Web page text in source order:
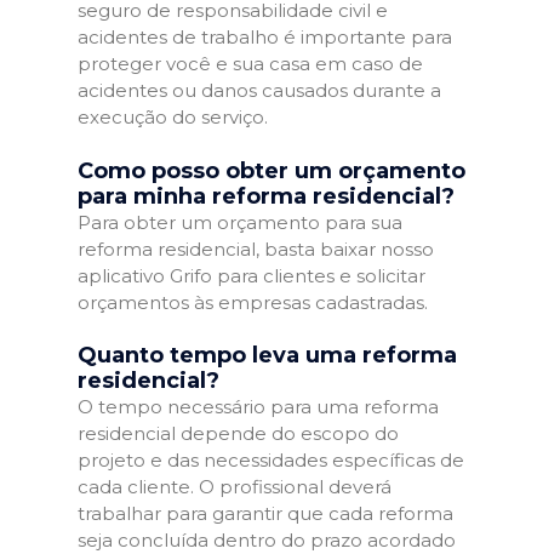
seguro de responsabilidade civil e
acidentes de trabalho é importante para
proteger você e sua casa em caso de
acidentes ou danos causados durante a
execução do serviço.
Como posso obter um orçamento
para minha reforma residencial?
Para obter um orçamento para sua
reforma residencial, basta baixar nosso
aplicativo Grifo para clientes e solicitar
orçamentos às empresas cadastradas.
Quanto tempo leva uma reforma
residencial?
O tempo necessário para uma reforma
residencial depende do escopo do
projeto e das necessidades específicas de
cada cliente. O profissional deverá
trabalhar para garantir que cada reforma
seja concluída dentro do prazo acordado